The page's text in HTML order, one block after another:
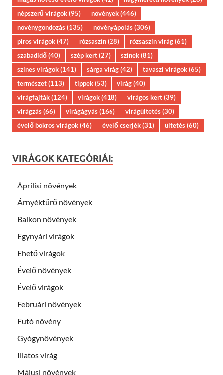
népszerű virágok(95) növények(446)
növénygondozás(135) növényápolás(306)
piros virágok(47) rózsaszín(28) rózsaszín virág(61)
szabadidő(40) szép kert(27) színek(81)
színes virágok(141) sárga virág(42) tavaszi virágok(65)
természet(113) tippek(53) virág(40)
virágfajták(124) virágok(418) virágos kert(39)
virágzás(66) virágágyás(166) virágültetés(30)
évelő bokros virágok(46) évelő cserjék(31) ültetés(60)
VIRÁGOK KATEGÓRIÁI:
Áprilisi növények
Árnyéktűrő növények
Balkon növények
Egynyári virágok
Ehető virágok
Évelő növények
Évelő virágok
Februári növények
Futó növény
Gyógynövények
Illatos virág
Májusi növények